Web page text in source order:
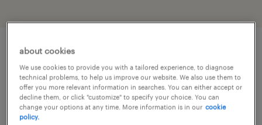
job details
Posiadasz uprawnienia UDT na wózek lub
suwnice ? Dołącz do naszego zespołu w
about cookies
We use cookies to provide you with a tailored experience, to diagnose
technical problems, to help us improve our website. We also use them to
offer you more relevant information in searches. You can either accept or
decline them, or click "customize" to specify your choice. You can
change your options at any time. More information is in our cookie
policy.